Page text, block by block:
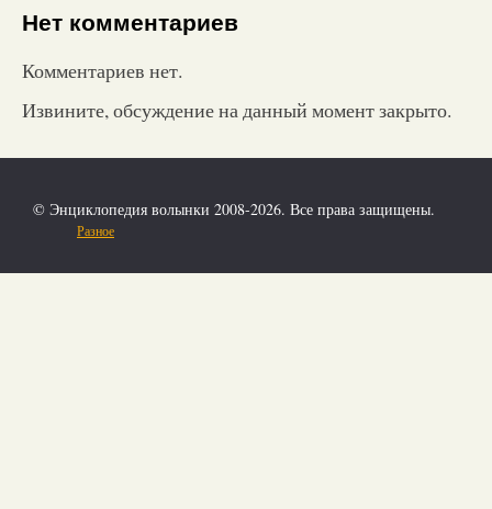
Нет комментариев
Комментариев нет.
Извините, обсуждение на данный момент закрыто.
© Энциклопедия волынки 2008-2026. Все права защищены.
Разное